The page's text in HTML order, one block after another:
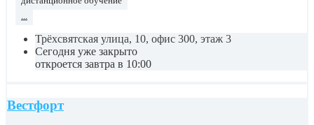
...
Трёхсвятская улица, 10, офис 300, этаж 3
Сегодня уже закрыто
откроется завтра в 10:00
Вестфорт